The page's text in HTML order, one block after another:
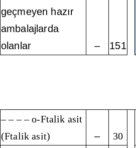
geçmeyen hazır
ambalajlarda
olanlar
– 151
– – – – o-Ftalik asit
(Ftalik asit)
– 30